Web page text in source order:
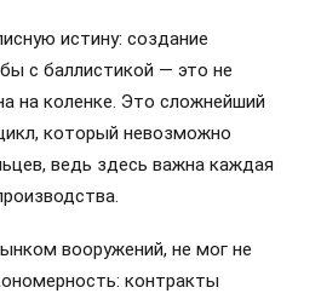
истину: создание
с баллистикой — это не
на коленке. Это сложнейший
который невозможно
ведь здесь важна каждая
вооружений, не мог не
контракты